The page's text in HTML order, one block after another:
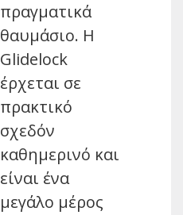
πραγματικά
θαυμάσιο. Η
Glidelock
έρχεται σε
πρακτικό
σχεδόν
καθημερινό και
είναι ένα
μεγάλο μέρος